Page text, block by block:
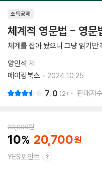
소득공제
체계적 영문법 - 영문
체계를 잡아 놨으니 그냥 읽기만
양인석 저
메이킹북스
2024.10.25.
7.0 2 판매지수
23,000원
10 20,700
YES포인트